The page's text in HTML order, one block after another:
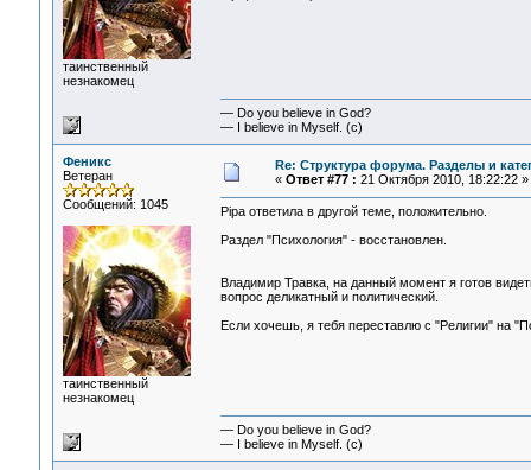
таинственный
незнакомец
— Do you believe in God?
— I believe in Myself. (c)
Феникс
Ветеран
Сообщений: 1045
таинственный
незнакомец
Re: Структура форума. Разделы и
« Ответ #77 : 21 Октября 2010, 18:22:22 »
Pipa ответила в другой теме, положительно.
Раздел "Психология" - восстановлен.
Владимир Травка, на данный момент я готов
вопрос деликатный и политический.
Если хочешь, я тебя переставлю с "Религии" на
— Do you believe in God?
— I believe in Myself. (c)